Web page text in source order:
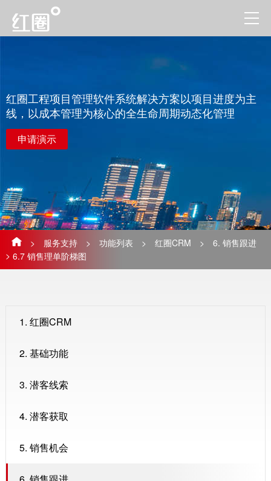
红圈工程项目管理软件系统解决方案以项目进度为主
线，以成本管理为核心的全生命周期动态化管理
申请演示
> 服务支持 > 功能列表 > 红圈CRM >
6. 销售跟进
> 6.7 销售理单阶梯图
1. 红圈CRM
2. 基础功能
3. 潜客线索
4. 潜客获取
5. 销售机会